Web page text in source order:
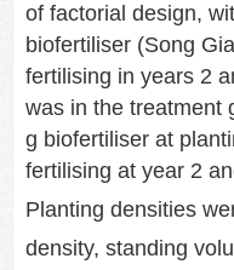
of factorial design,
biofertiliser (Song
fertilising in years 2
was in the treatment
g biofertiliser at
fertilising at year 2
Planting densities
density, standing